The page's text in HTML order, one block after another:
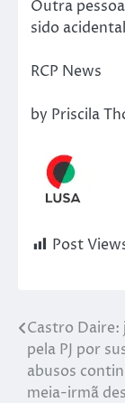
Outra
sido
RCP News
by Priscila
Post
Castro
pela PJ por
abusos
meia-irmã